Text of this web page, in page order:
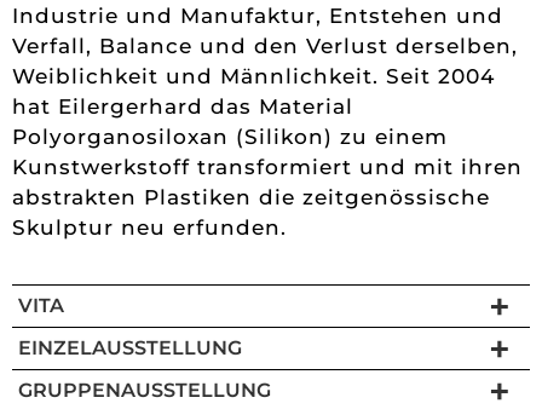
Industrie und Manufaktur, Entstehen und
Verfall, Balance und den Verlust derselben,
Weiblichkeit und Männlichkeit. Seit 2004
hat Eilergerhard das Material
Polyorganosiloxan (Silikon) zu einem
Kunstwerkstoff transformiert und mit ihren
abstrakten Plastiken die zeitgenössische
Skulptur neu erfunden.
VITA
EINZELAUSSTELLUNG
GRUPPENAUSSTELLUNG